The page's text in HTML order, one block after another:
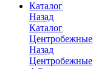
Каталог
Назад
Каталог
Центробежные
Назад
Центробежные